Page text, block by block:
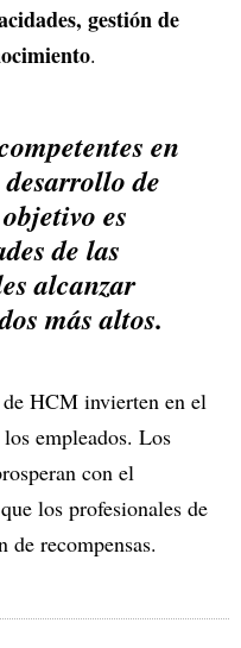
gestión de
.
en
de
es
de las
alcanzar
más altos.
HCM invierten en el
empleados. Los
con el
los profesionales de
de recompensas.